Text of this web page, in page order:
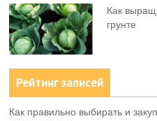
Как
грунте
Рейтинг записей
Как правильно выбирать и